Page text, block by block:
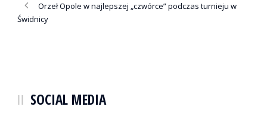
Orzeł Opole w najlepszej „czwórce” podczas turnieju w
Świdnicy
SOCIAL MEDIA